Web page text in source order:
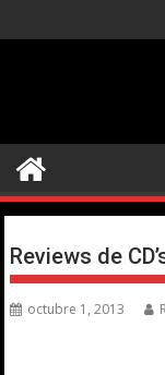
al
Reviews de
octubre 1, 2013